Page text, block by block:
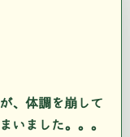
、体調を崩して
いました。。。